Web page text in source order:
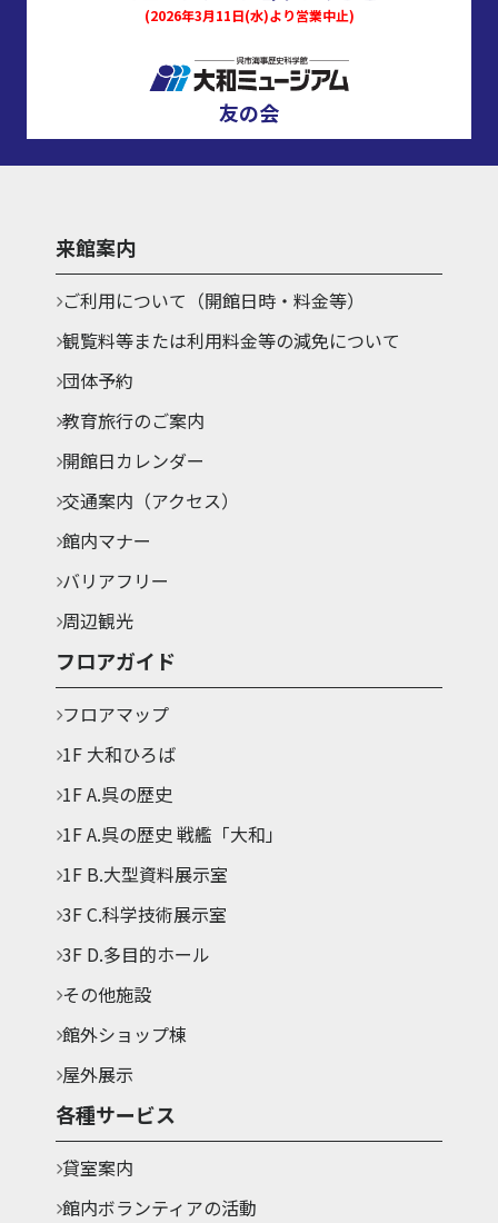
(2026年3月11日(水)より営業中止)
友の会
来館案内
ご利用について（開館日時・料金等）
観覧料等または利用料金等の減免について
団体予約
教育旅行のご案内
開館日カレンダー
交通案内（アクセス）
館内マナー
バリアフリー
周辺観光
フロアガイド
フロアマップ
1F 大和ひろば
1F A.呉の歴史
1F A.呉の歴史 戦艦「大和」
1F B.大型資料展示室
3F C.科学技術展示室
3F D.多目的ホール
その他施設
館外ショップ棟
屋外展示
各種サービス
貸室案内
館内ボランティアの活動